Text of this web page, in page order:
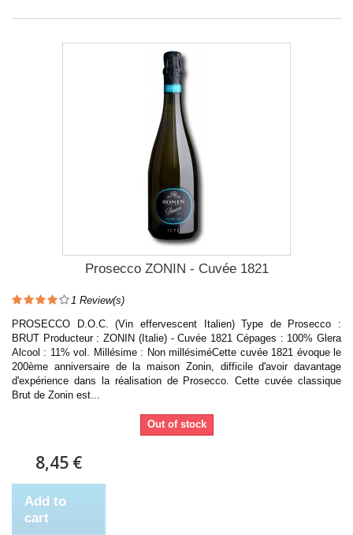
Prosecco ZONIN - Cuvée 1821
1 Review(s)
PROSECCO D.O.C. (Vin effervescent Italien) Type de Prosecco :
BRUT Producteur : ZONIN (Italie) - Cuvée 1821 Cépages : 100% Glera
Alcool : 11% vol. Millésime : Non millésiméCette cuvée 1821 évoque le
200ème anniversaire de la maison Zonin, difficile d'avoir davantage
d'expérience dans la réalisation de Prosecco. Cette cuvée classique
Brut de Zonin est...
Out of stock
8,45 €
Add to
cart